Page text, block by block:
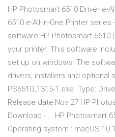
HP Photosmart 6510 Driver e-
6510 e-All-in-One Printer
software HP Photosmart 6510
your printer. This software
set up on windows. The
drivers, installers and optional
PS6510_1315-1.exe. Type:
Release date:Nov 27 HP
Download - … HP Photosmart
Operating system : macOS